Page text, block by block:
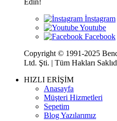
Copyright © 1991-2025
Ltd. Şti. | Tüm Hakları
HIZLI ERİŞİM
Anasayfa
Müşteri Hizmetleri
Sepetim
Blog Yazılarımız